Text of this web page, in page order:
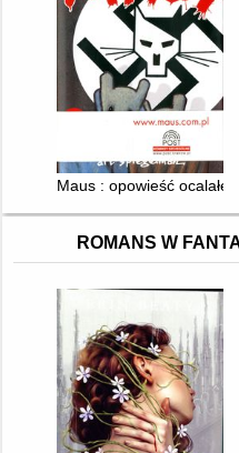
Maus : opowieść
ROMANS W